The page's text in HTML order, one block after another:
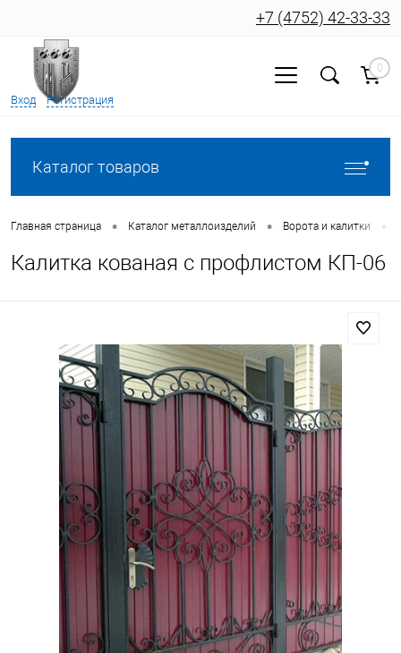
Вход Регистрация
+7 (4752) 42-33-33
0
Каталог товаров
Главная страница • Каталог металлоизделий • Ворота и калитки
Калитка кованая с профлистом КП-06